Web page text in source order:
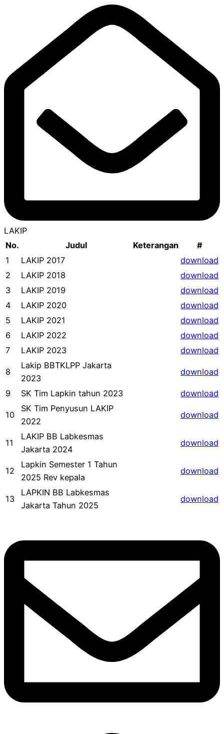
LAKIP
No.
Judul Keterangan
#
1
LAKIP 2017
download
2
LAKIP 2018
download
3
LAKIP 2019
download
4
LAKIP 2020
download
5
LAKIP 2021
download
6
LAKIP 2022
download
7
LAKIP 2023 download
8
Lakip BBTKLPP Jakarta
2023
download
9 SK Tim Lapkin tahun 2023 download
10
SK Tim Penyusun LAKIP
2022
download
11
LAKIP BB Labkesmas
Jakarta 2024
download
12
Lapkin Semester 1 Tahun
2025 Rev kepala
download
13
LAPKIN BB Labkesmas
Jakarta Tahun 2025
download